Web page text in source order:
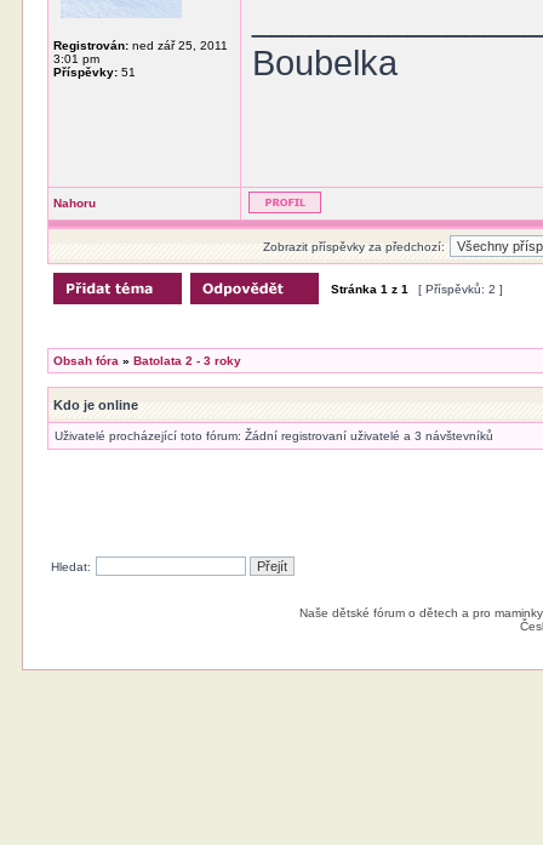
Registrován: ned zář 25, 2011
3:01 pm
Příspěvky: 51
Boubelka
Nahoru
Zobrazit příspěvky za předchozí:
Stránka1 z1 [ Příspěvků: 2 ]
Obsah fóra »Batolata 2 - 3 roky
Kdo je online
Uživatelé procházející toto fórum: Žádní registrovaní uživatelé a 3 návštevníků
Hledat:
Naše dětské fórum o dětech a pro